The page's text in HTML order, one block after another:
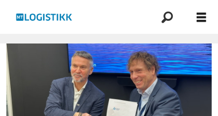
Emne:
multiconsult